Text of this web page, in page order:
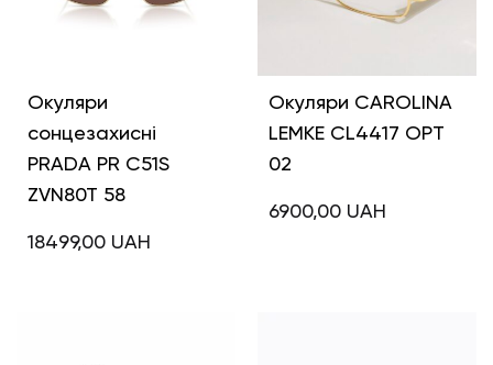
Окуляри
сонцезахисні
PRADA PR C51S
ZVN80T 58
18499,00 UAH
Окуляри CAROLINA
LEMKE CL4417 OPT
02
6900,00 UAH